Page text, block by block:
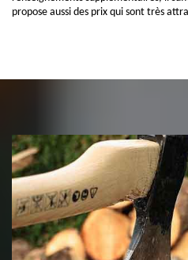
propose aussi des prix qui sont très